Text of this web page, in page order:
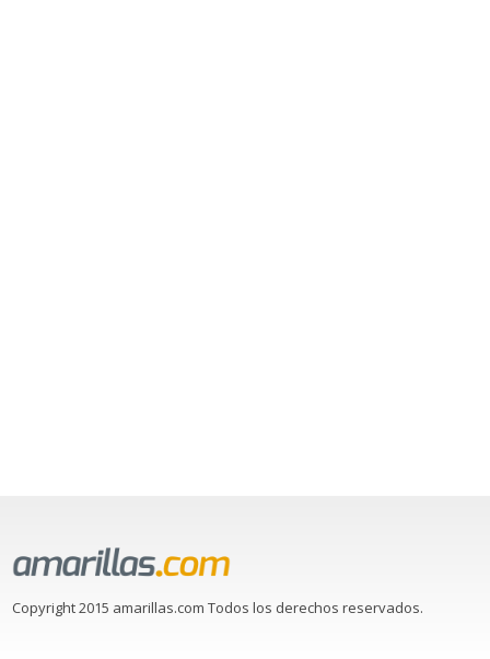
Copyright 2015 amarillas.com Todos los derechos reservados.